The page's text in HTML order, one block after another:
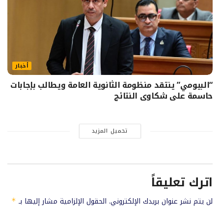
أخبار
“البيومي” ينتقد منظومة الثانوية العامة ويطالب بإجابات
حاسمة على شكاوى النتائج
تحميل المزيد
اترك تعليقاً
لن يتم نشر عنوان بريدك الإلكتروني. الحقول الإلزامية مشار إليها بـ *